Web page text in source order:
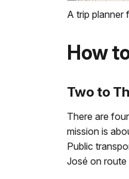
A trip planner
How
Two to
There are
mission is
Public
José on route